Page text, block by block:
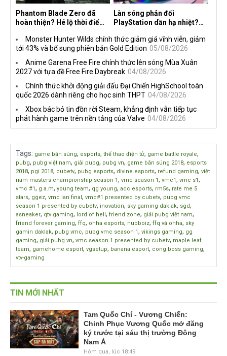
Phantom Blade Zero đã
hoàn thiện? Hé lộ thời điểm
mở đặt trước đang đến gần
Làn sóng phản đối
PlayStation dần hạ nhiệt?
làm, Sony vẫn giữ vững lập
trường
Monster Hunter Wilds chính thức giảm giá vĩnh viễn, giảm
tới 43% và bổ sung phiên bản Gold Edition 05/08/2026
Anime Garena Free Fire chính thức lên sóng Mùa Xuân
2027 với tựa đề Free Fire Daybreak 04/08/2026
Chính thức khởi động giải đấu Đại Chiến HighSchool toàn
quốc 2026 dành riêng cho học sinh THPT 04/08/2026
Xbox bác bỏ tin đồn rời Steam, khẳng định vẫn tiếp tục
phát hành game trên nền tảng của Valve 04/08/2026
Tags: game bắn súng, esports, thể thao điện tử, game battle royale,
pubg, pubg việt nam, giải pubg, pubg vn, game bắn súng 2018, esports
2018, pgi 2018, cubetv, pubg esports, divine esports, refund gaming, việt
nam masters championship season 1, vmc season 1, vmc1, vmc s1,
vmc #1, g.a.m, young team, qg young, acc esports, rm5s, rate me 5
stars, ggez, vmc lan final , vmc#1 presented by cubetv, pubg vmc
season 1 presented by cubetv, inovation, sky gaming daklak, sgd,
asneaker, qtv gaming, lord of hell , friend zone, giải pubg việt nam,
friend forever gaming, ffq, ohha esports, nubboiz, ffq và ohha, sky
gamin daklak, pubg vmc, pubg vmc season 1, vikings gaming, gg
gaming, giải pubg vn, vmc season 1 presented by cubetv, maple leaf
team, gamehome esport, vgsetup, banana esport, cong boss gaming,
vtv-gaming
TIN MỚI NHẤT
Tam Quốc Chí - Vương Chiến:
Chinh Phục Vương Quốc mở đăng
ký trước tại sáu thị trường Đông
Nam Á
Hôm qua, lúc 18:49